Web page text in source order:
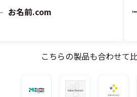
お名前.com
こちらの製品も合わせて